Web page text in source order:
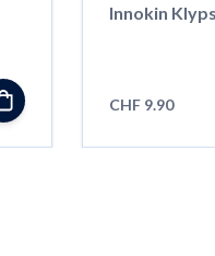
Innokin
CHF 9.90